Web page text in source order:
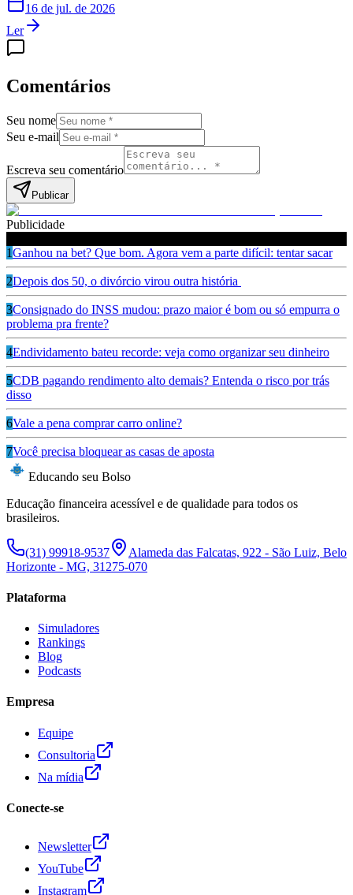
16 de jul. de 2026
Ler
Comentários
Seu nome
Seu e-mail
Escreva seu comentário
Publicar
Publicidade
1Ganhou na bet? Que bom. Agora vem a parte difícil: tentar sacar
2Depois dos 50, o divórcio virou outra história
3Consignado do INSS mudou: prazo maior é bom ou só empurra o
problema pra frente?
4Endividamento bateu recorde: veja como organizar seu dinheiro
5CDB pagando rendimento alto demais? Entenda o risco por trás
disso
6Vale a pena comprar carro online?
7Você precisa bloquear as casas de aposta
Educando seu Bolso
Educação financeira acessível e de qualidade para todos os
brasileiros.
(31) 99918-9537
Alameda das Falcatas, 922 - São Luiz, Belo
Horizonte - MG, 31275-070
Plataforma
Simuladores
Rankings
Blog
Podcasts
Empresa
Equipe
Consultoria
Na mídia
Conecte-se
Newsletter
YouTube
Instagram